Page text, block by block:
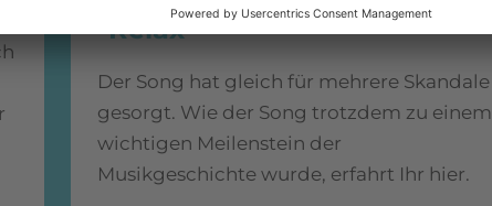
"Relax"
Der Song hat gleich für mehrere Skandale
gesorgt. Wie der Song trotzdem zu einem
wichtigen Meilenstein der
Musikgeschichte wurde, erfahrt Ihr hier.